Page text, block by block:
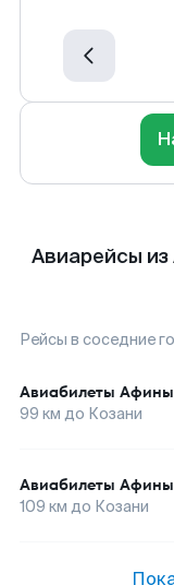
Авиарейсы
Рейсы в соседние
Авиабилеты Афины
99 км до Козани
Авиабилеты Афины
109 км до Козани